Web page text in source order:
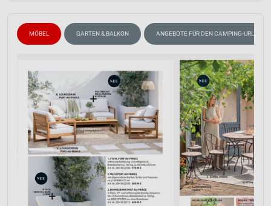
MÖBEL GARTEN & BALKON ANGEBOTE FÜR DEN CAMPING-URLAUB